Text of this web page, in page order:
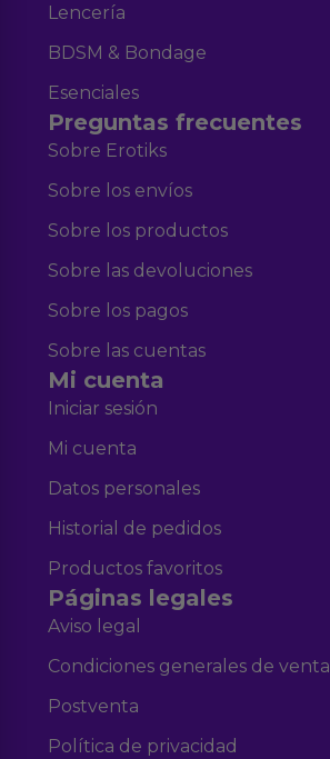
Lencería
BDSM & Bondage
Esenciales
Preguntas frecuentes
Sobre Erotiks
Sobre los envíos
Sobre los productos
Sobre las devoluciones
Sobre los pagos
Sobre las cuentas
Mi cuenta
Iniciar sesión
Mi cuenta
Datos personales
Historial de pedidos
Productos favoritos
Páginas legales
Aviso legal
Condiciones generales de venta
Postventa
Política de privacidad